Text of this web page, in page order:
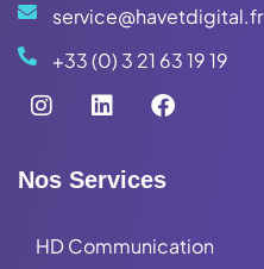
service@havetdigital.fr
+33 (0) 3 21 63 19 19
Nos Services
HD Communication